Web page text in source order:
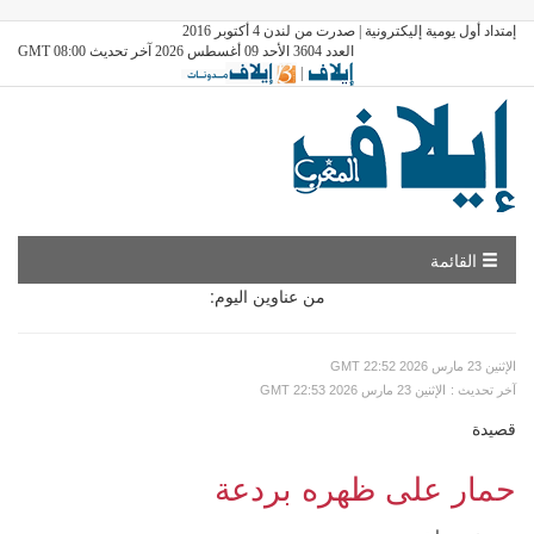
إمتداد أول يومية إليكترونية | صدرت من لندن 4 أكتوبر 2016
العدد 3604 الأحد 09 أغسطس 2026 آخر تحديث GMT 08:00
|
القائمة
من عناوين اليوم:
GMT الإثنين 23 مارس 2026 22:52
GMT الإثنين 23 مارس 2026 22:53
: آخر تحديث
قصيدة
حمار على ظهره بردعة